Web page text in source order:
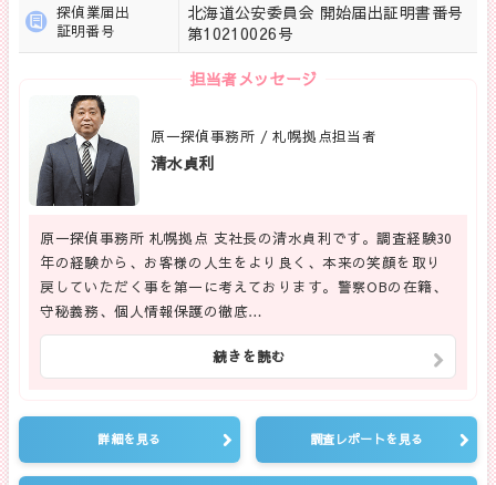
探偵業届出
証明番号
北海道公安委員会 開始届出証明書番号
第10210026号
担当者メッセージ
原一探偵事務所 / 札幌拠点担当者
清水貞利
原一探偵事務所 札幌拠点 支社長の清水貞利です。調査経験30
年の経験から、お客様の人生をより良く、本来の笑顔を取り
戻していただく事を第一に考えております。警察OBの在籍、
守秘義務、個人情報保護の徹底…
続きを読む
詳細を見る 調査レポートを見る